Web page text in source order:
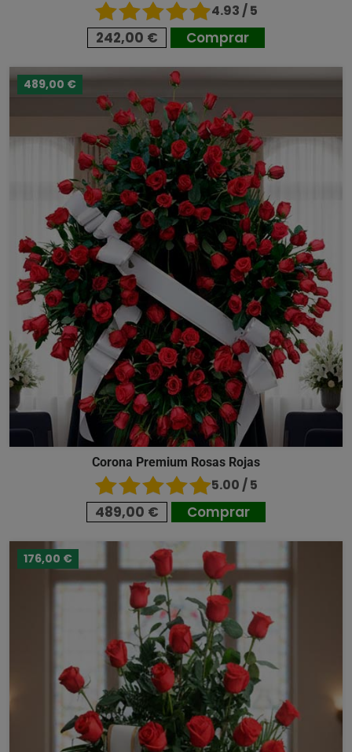
4.93 / 5
242,00 € Comprar
489,00 €
Corona Premium Rosas Rojas
5.00 / 5
489,00 € Comprar
176,00 €